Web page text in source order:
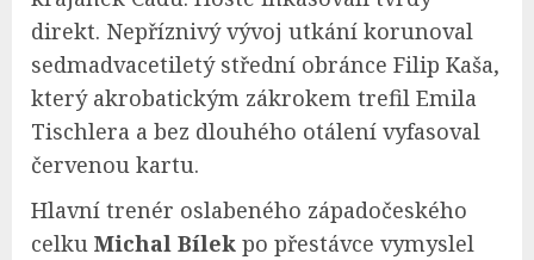
direkt. Nepříznivý vývoj utkání korunoval
sedmadvacetiletý střední obránce Filip Kaša,
který akrobatickým zákrokem trefil Emila
Tischlera a bez dlouhého otálení vyfasoval
červenou kartu.
Hlavní trenér oslabeného západočeského
celku Michal Bílek po přestávce vymyslel